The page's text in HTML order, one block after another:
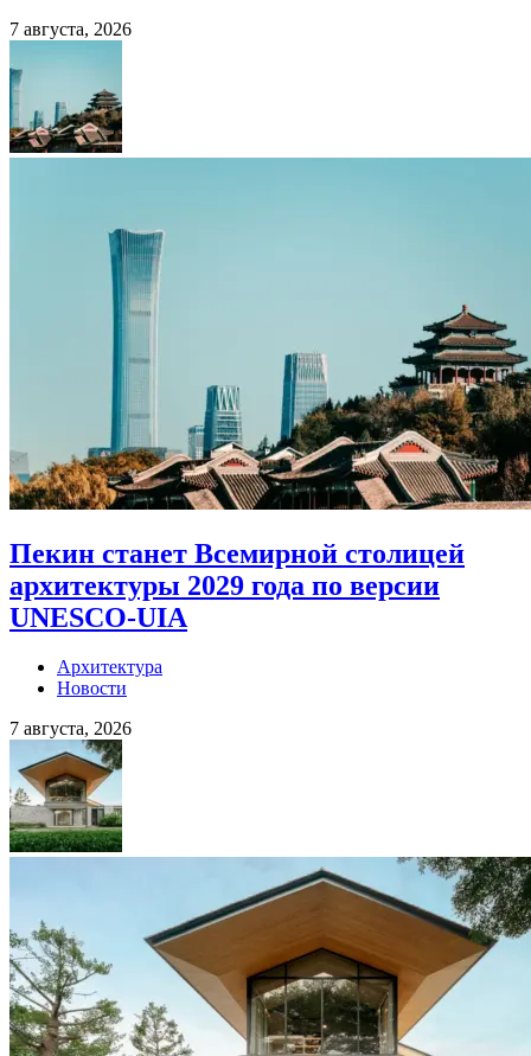
7 августа, 2026
Пекин станет Всемирной столицей
архитектуры 2029 года по версии
UNESCO-UIA
Архитектура
Новости
7 августа, 2026